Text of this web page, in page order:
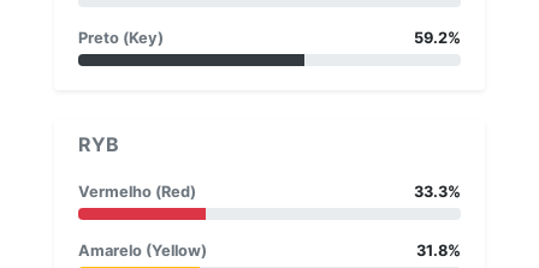
Preto (Key) 59.2%
RYB
Vermelho (Red) 33.3%
Amarelo (Yellow) 31.8%